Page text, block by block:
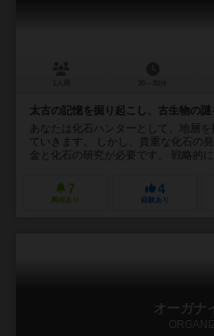
太古の記憶を掘り起こし、古生物の謎
あなたは化石ハンターとして、地層を
ていきます。 しかし、貴重な化石の
金と化石の研究が必要です。 戦略的に
7
興味あり
4
経験あり
オーガナ